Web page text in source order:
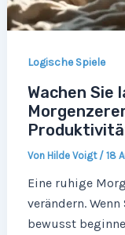
Logische Spiele
Wachen Sie
Von Hilde Voigt / 18
Eine ruhige
verändern.
bewusst